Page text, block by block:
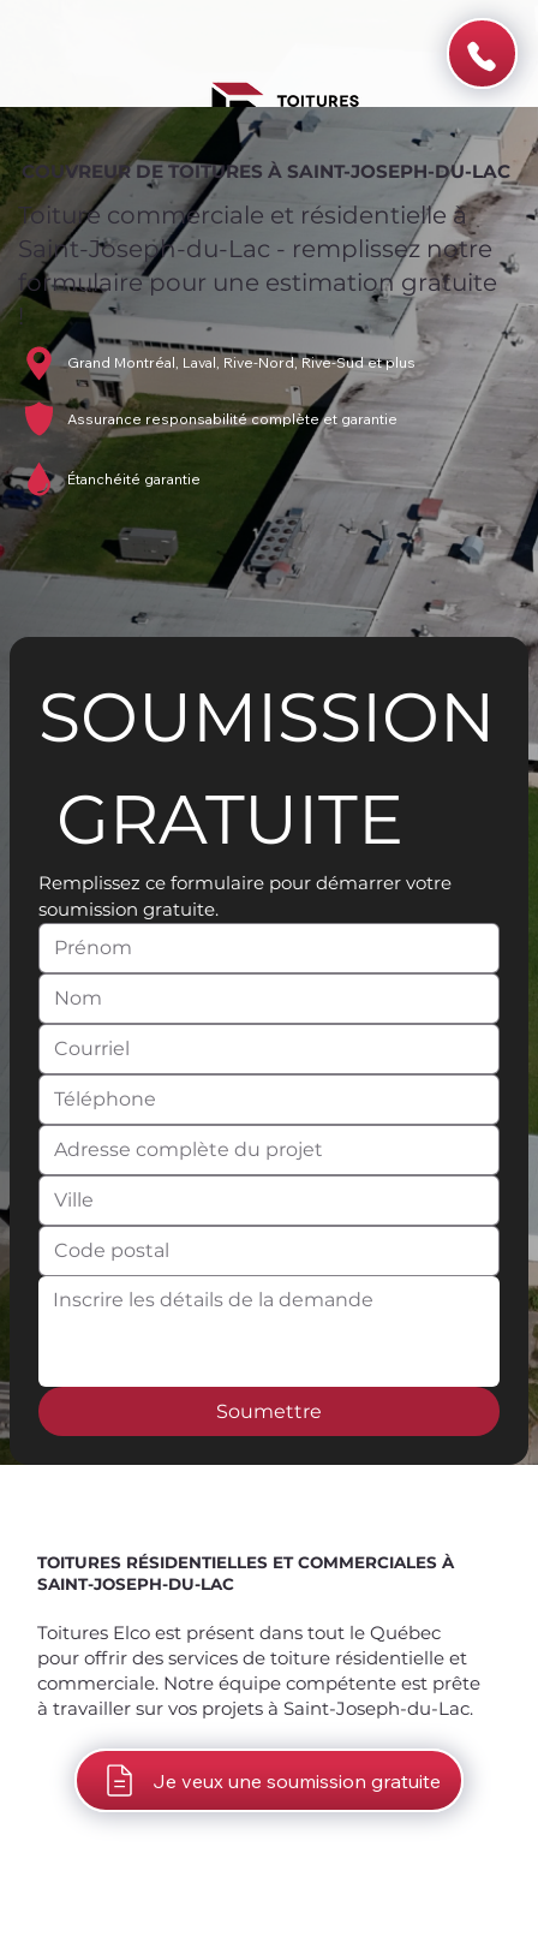
COUVREUR DE TOITURES À SAINT-JOSEPH-DU-LAC
Toiture commerciale et résidentielle à
Saint-Joseph-du-Lac - remplissez notre
formulaire pour une estimation gratuite
!
Grand Montréal, Laval, Rive-Nord, Rive-Sud et plus
Assurance responsabilité complète et garantie
Étanchéité garantie
SOUMISSION
GRATUITE
Remplissez ce formulaire pour démarrer votre
soumission gratuite.
Soumettre
TOITURES RÉSIDENTIELLES ET COMMERCIALES À
SAINT-JOSEPH-DU-LAC
Toitures Elco est présent dans tout le Québec
pour offrir des services de toiture résidentielle et
commerciale. Notre équipe compétente est prête
à travailler sur vos projets à Saint-Joseph-du-Lac.
Je veux une soumission gratuite